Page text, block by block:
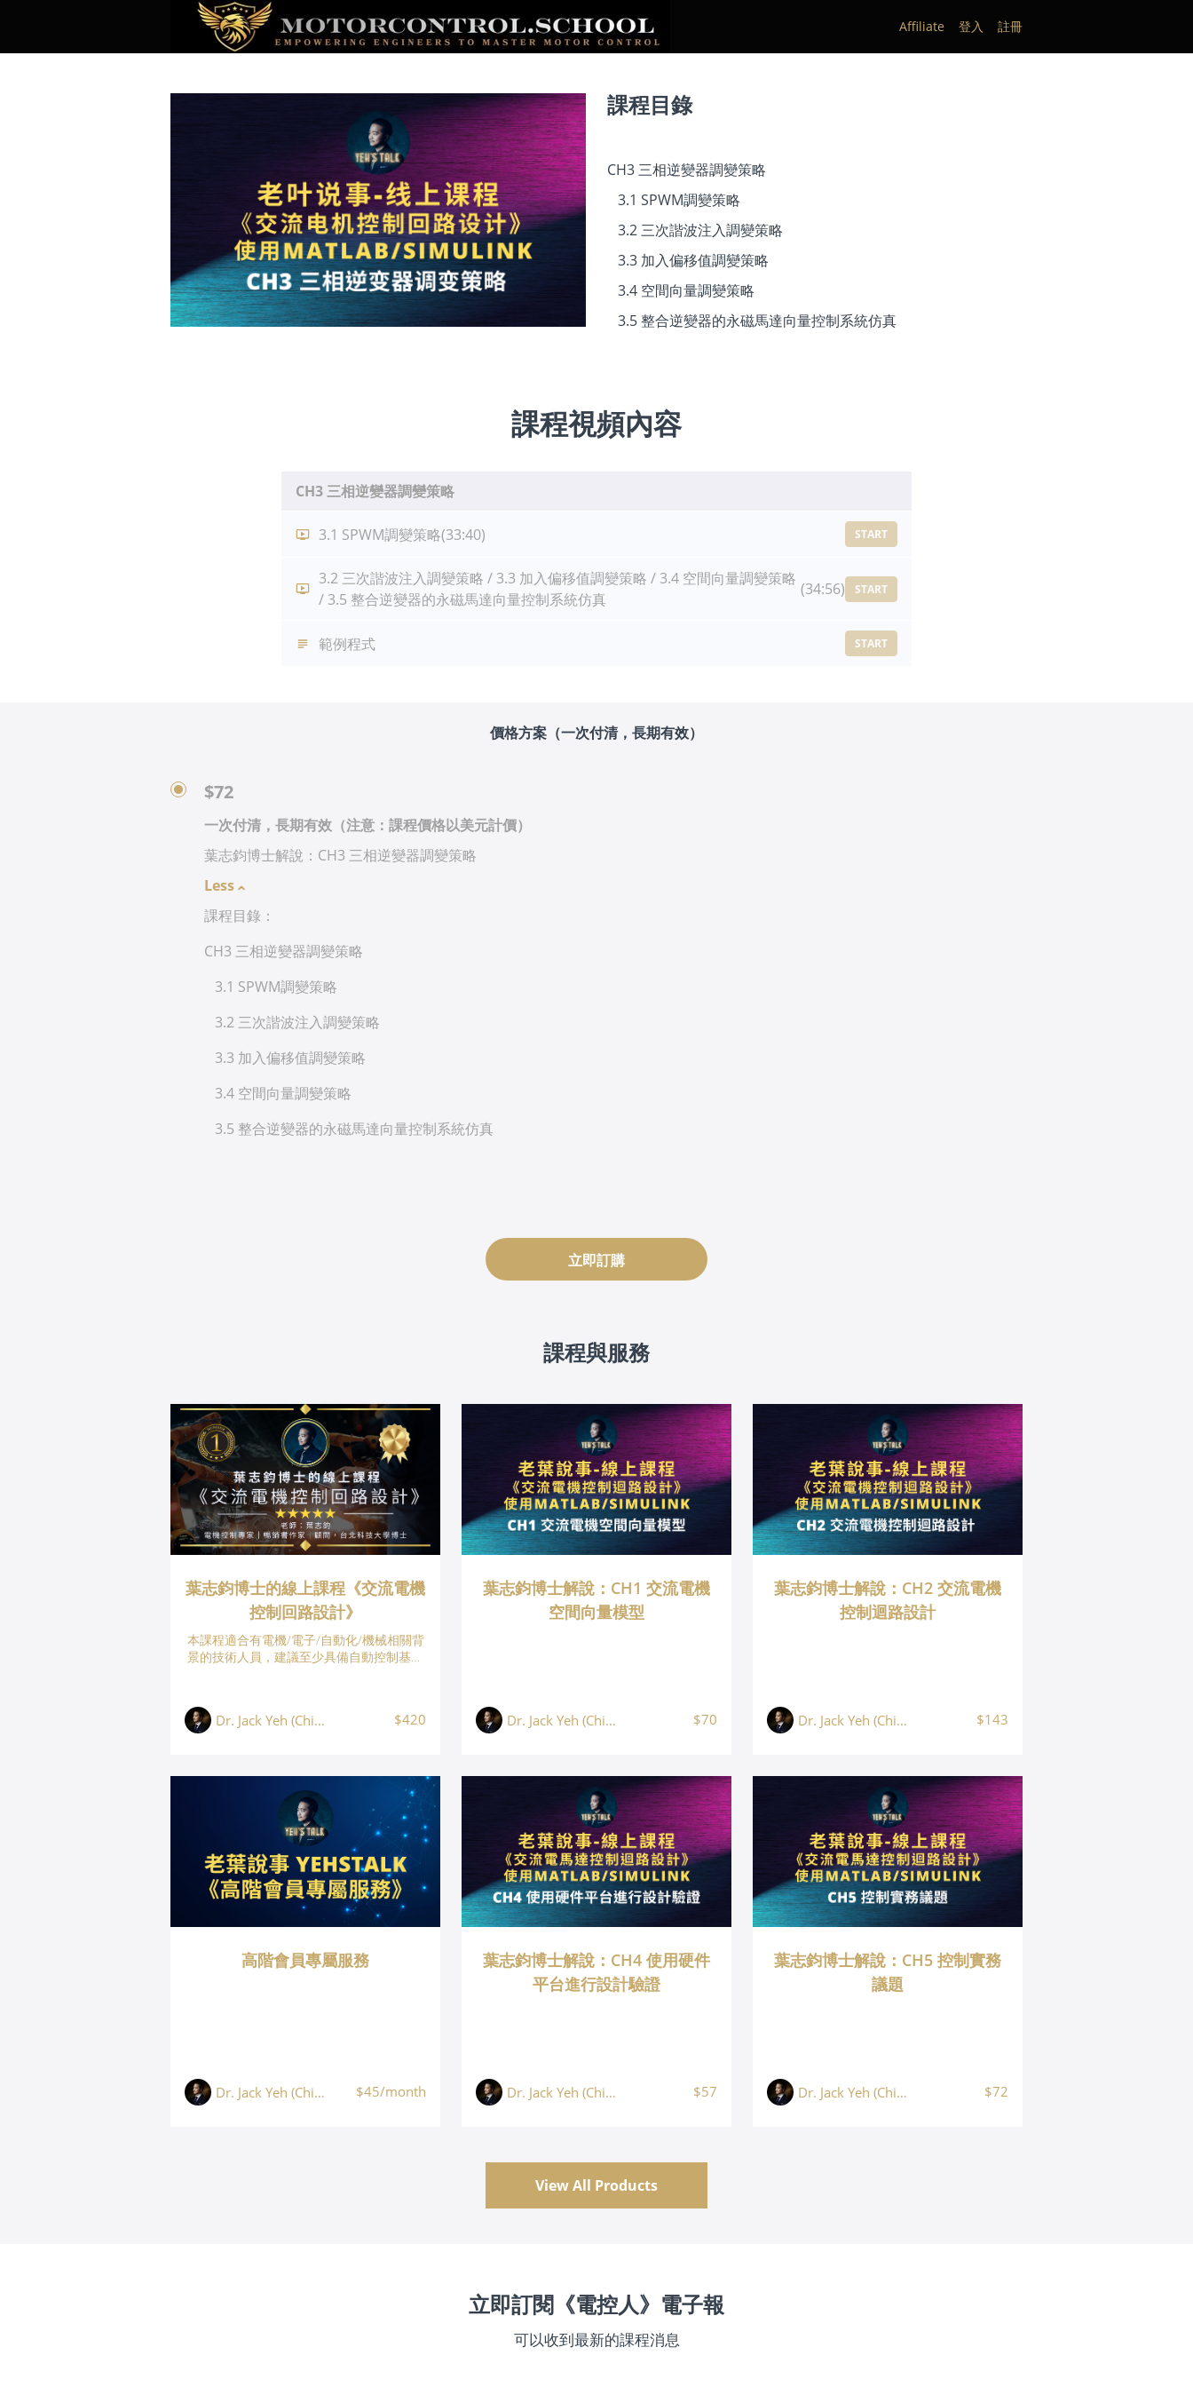
Affiliate 登入 註冊
課程目錄
CH3 三相逆變器調變策略
3.1 SPWM調變策略
3.2 三次諧波注入調變策略
3.3 加入偏移值調變策略
3.4 空間向量調變策略
3.5 整合逆變器的永磁馬達向量控制系統仿真
課程視頻內容
CH3 三相逆變器調變策略
3.1 SPWM調變策略(33:40) START
3.2 三次諧波注入調變策略 / 3.3 加入偏移值調變策略 / 3.4 空間向量調變策略
/ 3.5 整合逆變器的永磁馬達向量控制系統仿真
(34:56) START
範例程式 START
價格方案（一次付清，長期有效）
$72
一次付清，長期有效（注意：課程價格以美元計價）
葉志鈞博士解說：CH3 三相逆變器調變策略
Less
課程目錄：
CH3 三相逆變器調變策略
3.1 SPWM調變策略
3.2 三次諧波注入調變策略
3.3 加入偏移值調變策略
3.4 空間向量調變策略
3.5 整合逆變器的永磁馬達向量控制系統仿真
立即訂購
課程與服務
葉志鈞博士的線上課程《交流電機
控制回路設計》
本課程適合有電機/電子/自動化/機械相關背
景的技術人員，建議至少具備自動控制基本
最快的速度建立馬達控制FOC的專業技能！
Dr. Jack Yeh (Chih Chun Yeh, 葉志鈞) $420
葉志鈞博士解說：CH1 交流電機
空間向量模型
Dr. Jack Yeh (Chih Chun Yeh, 葉志鈞) $70
葉志鈞博士解說：CH2 交流電機
控制迴路設計
Dr. Jack Yeh (Chih Chun Yeh, 葉志鈞) $143
高階會員專屬服務
Dr. Jack Yeh (Chih Chun Yeh, 葉志鈞) $45/month
葉志鈞博士解說：CH4 使用硬件
平台進行設計驗證
Dr. Jack Yeh (Chih Chun Yeh, 葉志鈞) $57
葉志鈞博士解說：CH5 控制實務
議題
Dr. Jack Yeh (Chih Chun Yeh, 葉志鈞) $72
View All Products
立即訂閱《電控人》電子報
可以收到最新的課程消息